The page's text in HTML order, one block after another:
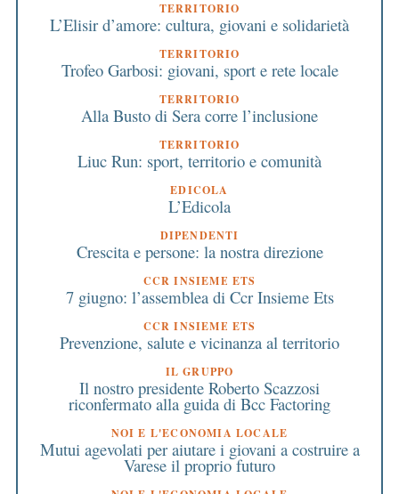
TERRITORIO
L’Elisir d’amore: cultura, giovani e solidarietà
TERRITORIO
Trofeo Garbosi: giovani, sport e rete locale
TERRITORIO
Alla Busto di Sera corre l’inclusione
TERRITORIO
Liuc Run: sport, territorio e comunità
EDICOLA
L’Edicola
DIPENDENTI
Crescita e persone: la nostra direzione
CCR INSIEME ETS
7 giugno: l’assemblea di Ccr Insieme Ets
CCR INSIEME ETS
Prevenzione, salute e vicinanza al territorio
IL GRUPPO
Il nostro presidente Roberto Scazzosi
riconfermato alla guida di Bcc Factoring
NOI E L'ECONOMIA LOCALE
Mutui agevolati per aiutare i giovani a costruire a
Varese il proprio futuro